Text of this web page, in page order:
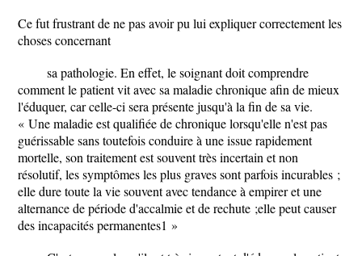
Ce fut frustrant de ne pas avoir pu lui expliquer correctement les
choses concernant
sa pathologie. En effet, le soignant doit comprendre
comment le patient vit avec sa maladie chronique afin de mieux
l'éduquer, car celle-ci sera présente jusqu'à la fin de sa vie.
« Une maladie est qualifiée de chronique lorsqu'elle n'est pas
guérissable sans toutefois conduire à une issue rapidement
mortelle, son traitement est souvent très incertain et non
résolutif, les symptômes les plus graves sont parfois incurables ;
elle dure toute la vie souvent avec tendance à empirer et une
alternance de période d'accalmie et de rechute ;elle peut causer
des incapacités permanentes1 »